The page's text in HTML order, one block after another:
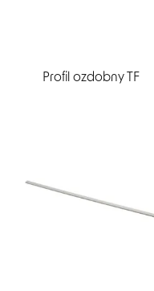
Profil ozdobny TF